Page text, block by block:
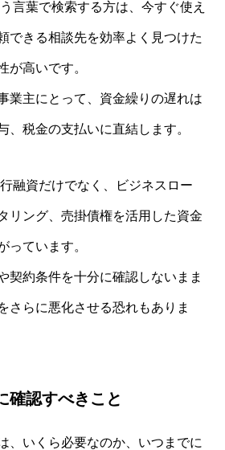
言葉で検索する方は、今すぐ使え
できる相談先を効率よく見つけた
が高いです。
業主にとって、資金繰りの遅れは
、税金の支払いに直結します。
融資だけでなく、ビジネスロー
リング、売掛債権を活用した資金
っています。
契約条件を十分に確認しないまま
さらに悪化させる恐れもありま
確認すべきこと
、いくら必要なのか、いつまでに